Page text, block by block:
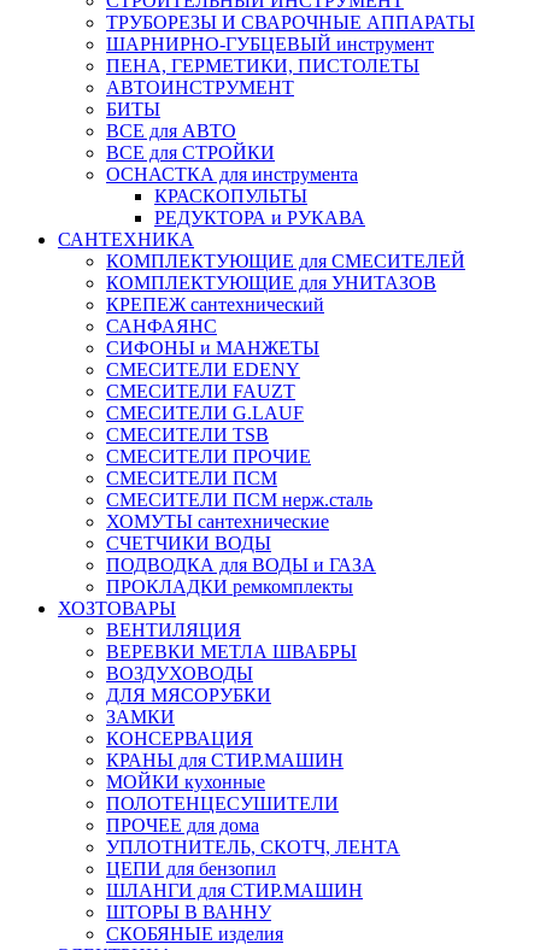
ТРУБОРЕЗЫ И СВАРОЧНЫЕ АППАРАТЫ
ШАРНИРНО-ГУБЦЕВЫЙ инструмент
ПЕНА, ГЕРМЕТИКИ, ПИСТОЛЕТЫ
АВТОИНСТРУМЕНТ
БИТЫ
ВСЕ для АВТО
ВСЕ для СТРОЙКИ
ОСНАСТКА для инструмента
КРАСКОПУЛЬТЫ
РЕДУКТОРА и РУКАВА
САНТЕХНИКА
КОМПЛЕКТУЮЩИЕ для СМЕСИТЕЛЕЙ
КОМПЛЕКТУЮЩИЕ для УНИТАЗОВ
КРЕПЕЖ сантехнический
САНФАЯНС
СИФОНЫ и МАНЖЕТЫ
СМЕСИТЕЛИ EDENY
СМЕСИТЕЛИ FAUZT
СМЕСИТЕЛИ G.LAUF
СМЕСИТЕЛИ TSB
СМЕСИТЕЛИ ПРОЧИЕ
СМЕСИТЕЛИ ПСМ
СМЕСИТЕЛИ ПСМ нерж.сталь
ХОМУТЫ сантехнические
СЧЕТЧИКИ ВОДЫ
ПОДВОДКА для ВОДЫ и ГАЗА
ПРОКЛАДКИ ремкомплекты
ХОЗТОВАРЫ
ВЕНТИЛЯЦИЯ
ВЕРЕВКИ МЕТЛА ШВАБРЫ
ВОЗДУХОВОДЫ
ДЛЯ МЯСОРУБКИ
ЗАМКИ
КОНСЕРВАЦИЯ
КРАНЫ для СТИР.МАШИН
МОЙКИ кухонные
ПОЛОТЕНЦЕСУШИТЕЛИ
ПРОЧЕЕ для дома
УПЛОТНИТЕЛЬ, СКОТЧ, ЛЕНТА
ЦЕПИ для бензопил
ШЛАНГИ для СТИР.МАШИН
ШТОРЫ В ВАННУ
СКОБЯНЫЕ изделия